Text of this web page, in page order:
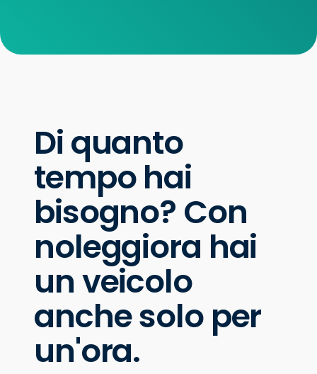
Di quanto
tempo hai
bisogno? Con
noleggiora hai
un veicolo
anche solo per
un'ora.